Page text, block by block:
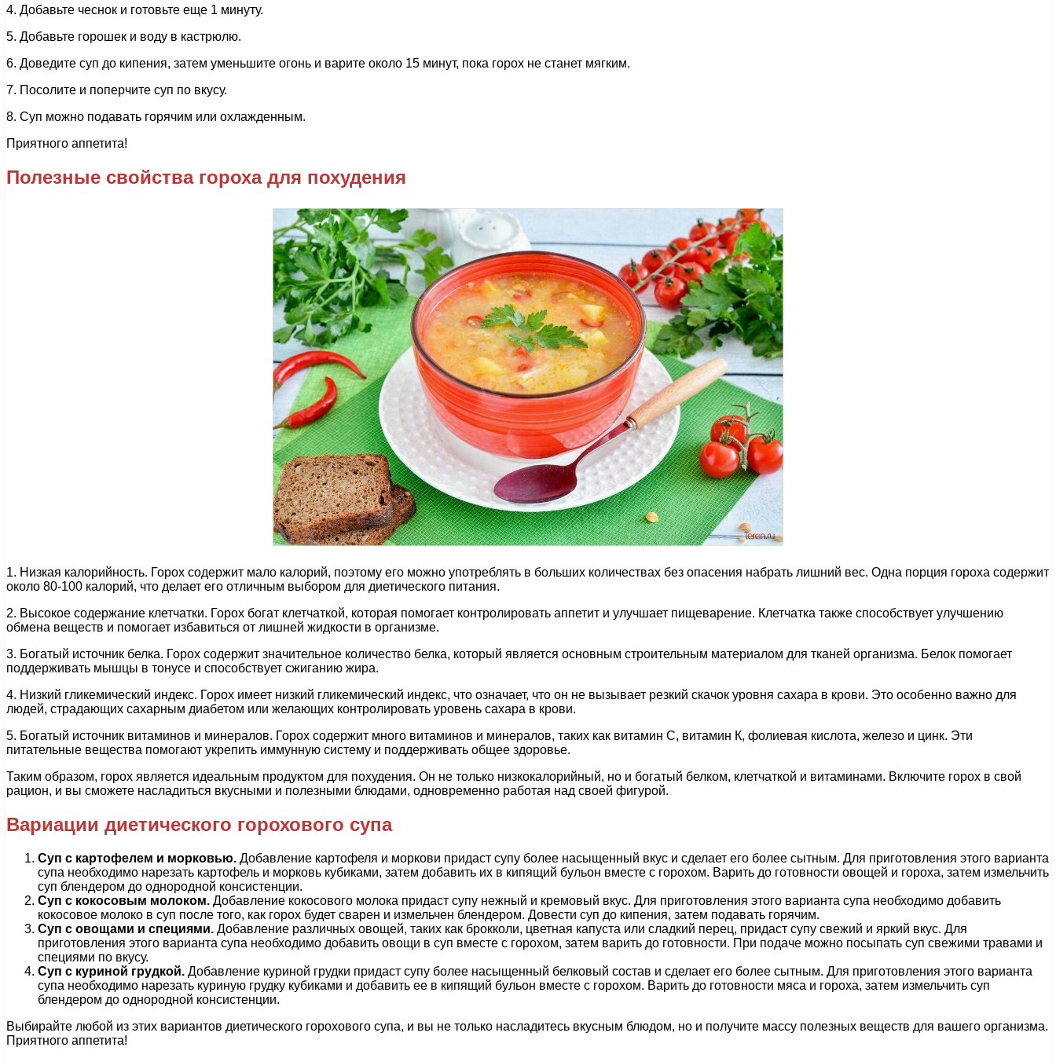
4. Добавьте чеснок и готовьте еще 1 минуту.
5. Добавьте горошек и воду в кастрюлю.
6. Доведите суп до кипения, затем уменьшите огонь и варите около 15 минут, пока горох не станет мягким.
7. Посолите и поперчите суп по вкусу.
8. Суп можно подавать горячим или охлажденным.
Приятного аппетита!
Полезные свойства гороха для похудения
1. Низкая калорийность. Горох содержит мало калорий, поэтому его можно употреблять в больших количествах без опасения набрать лишний вес. Одна порция гороха содержит
около 80-100 калорий, что делает его отличным выбором для диетического питания.
2. Высокое содержание клетчатки. Горох богат клетчаткой, которая помогает контролировать аппетит и улучшает пищеварение. Клетчатка также способствует улучшению
обмена веществ и помогает избавиться от лишней жидкости в организме.
3. Богатый источник белка. Горох содержит значительное количество белка, который является основным строительным материалом для тканей организма. Белок помогает
поддерживать мышцы в тонусе и способствует сжиганию жира.
4. Низкий гликемический индекс. Горох имеет низкий гликемический индекс, что означает, что он не вызывает резкий скачок уровня сахара в крови. Это особенно важно для
людей, страдающих сахарным диабетом или желающих контролировать уровень сахара в крови.
5. Богатый источник витаминов и минералов. Горох содержит много витаминов и минералов, таких как витамин С, витамин К, фолиевая кислота, железо и цинк. Эти
питательные вещества помогают укрепить иммунную систему и поддерживать общее здоровье.
Таким образом, горох является идеальным продуктом для похудения. Он не только низкокалорийный, но и богатый белком, клетчаткой и витаминами. Включите горох в свой
рацион, и вы сможете насладиться вкусными и полезными блюдами, одновременно работая над своей фигурой.
Вариации диетического горохового супа
Суп с картофелем и морковью. Добавление картофеля и моркови придаст супу более насыщенный вкус и сделает его более сытным. Для приготовления этого варианта
супа необходимо нарезать картофель и морковь кубиками, затем добавить их в кипящий бульон вместе с горохом. Варить до готовности овощей и гороха, затем измельчить
суп блендером до однородной консистенции.
Суп с кокосовым молоком. Добавление кокосового молока придаст супу нежный и кремовый вкус. Для приготовления этого варианта супа необходимо добавить
кокосовое молоко в суп после того, как горох будет сварен и измельчен блендером. Довести суп до кипения, затем подавать горячим.
Суп с овощами и специями. Добавление различных овощей, таких как брокколи, цветная капуста или сладкий перец, придаст супу свежий и яркий вкус. Для
приготовления этого варианта супа необходимо добавить овощи в суп вместе с горохом, затем варить до готовности. При подаче можно посыпать суп свежими травами и
специями по вкусу.
Суп с куриной грудкой. Добавление куриной грудки придаст супу более насыщенный белковый состав и сделает его более сытным. Для приготовления этого варианта
супа необходимо нарезать куриную грудку кубиками и добавить ее в кипящий бульон вместе с горохом. Варить до готовности мяса и гороха, затем измельчить суп
блендером до однородной консистенции.
Выбирайте любой из этих вариантов диетического горохового супа, и вы не только насладитесь вкусным блюдом, но и получите массу полезных веществ для вашего организма.
Приятного аппетита!